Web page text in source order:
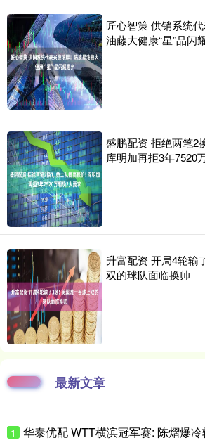
匠心智策 供销系统
油藤大健康“星”品闪
盛鹏配资 拒绝两笔2
库明加再拒3年7520
升富配资 开局4轮输
双的球队面临换帅
最新文章
1